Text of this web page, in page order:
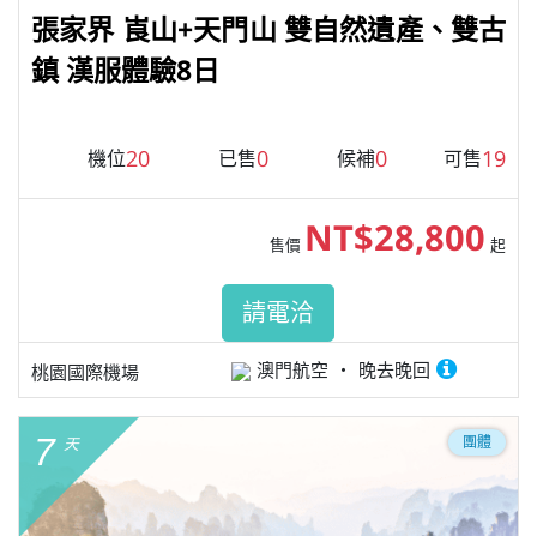
張家界 崀山+天門山 雙自然遺產、雙古
鎮 漢服體驗8日
機位20 已售0 候補0 可售19
桃園國際機場 澳門航空 晚去晚回
售價 NT$28,800 起
請電洽
7 天 團體